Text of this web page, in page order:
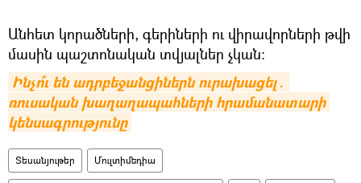
Անհետ կորածների, գերիների ու վիրավորների թվի
մասին պաշտոնական տվյալներ չկան։
Ինչո՞ւ են ադրբեջանցիներն ուրախացել․
ռուսական խաղաղապահների հրամանատարի
կենսագրությունը
Տեսանյութեր Մուլտիմեդիա